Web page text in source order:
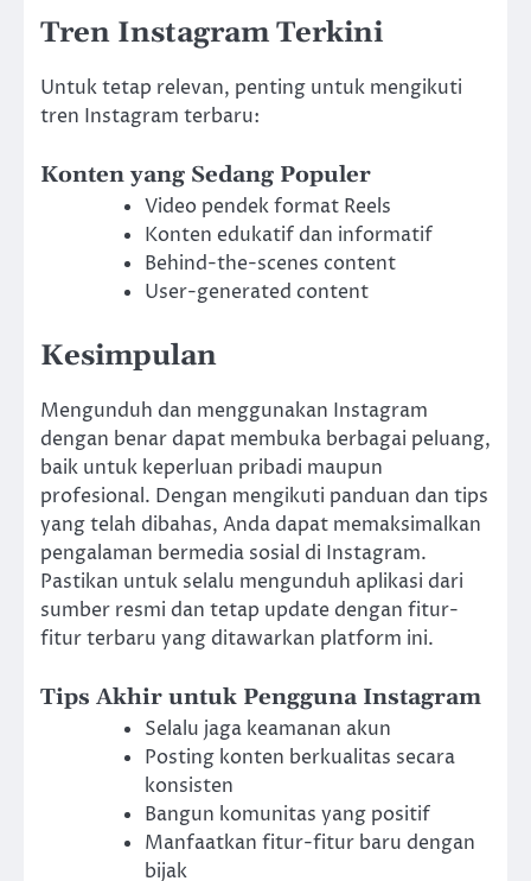
Tren Instagram Terkini
Untuk tetap relevan, penting untuk mengikuti
tren Instagram terbaru:
Konten yang Sedang Populer
Video pendek format Reels
Konten edukatif dan informatif
Behind-the-scenes content
User-generated content
Kesimpulan
Mengunduh dan menggunakan Instagram
dengan benar dapat membuka berbagai peluang,
baik untuk keperluan pribadi maupun
profesional. Dengan mengikuti panduan dan tips
yang telah dibahas, Anda dapat memaksimalkan
pengalaman bermedia sosial di Instagram.
Pastikan untuk selalu mengunduh aplikasi dari
sumber resmi dan tetap update dengan fitur-
fitur terbaru yang ditawarkan platform ini.
Tips Akhir untuk Pengguna Instagram
Selalu jaga keamanan akun
Posting konten berkualitas secara
konsisten
Bangun komunitas yang positif
Manfaatkan fitur-fitur baru dengan
bijak